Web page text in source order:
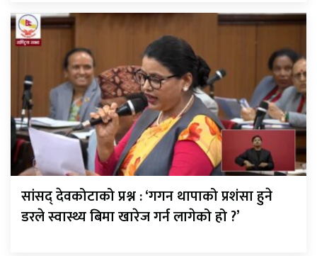
सांसद् देवकोटाको प्रश्न : ‘गगन थापाको प्रशंसा हुने
डरले स्वास्थ्य बिमा खारेज गर्न लागेको हो ?’